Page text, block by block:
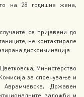
на 28 годишна жена,
се пријавени до
не контактирале
дискриминација.
Министерство
за спречување и
Државен
заложби и